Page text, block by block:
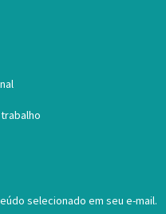
selecionado em seu e-mail.